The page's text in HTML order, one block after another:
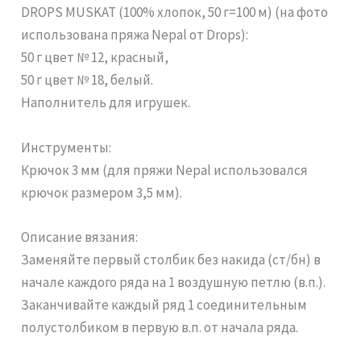
DROPS MUSKAT (100% хлопок, 50 г=100 м) (на фото
использована пряжа Nepal от Drops):
50 г цвет № 12, красный,
50 г цвет № 18, белый.
Наполнитель для игрушек.
Инструменты:
Крючок 3 мм (для пряжи Nepal использовался
крючок размером 3,5 мм).
Описание вязания:
Заменяйте первый столбик без накида (ст/бн) в
начале каждого ряда на 1 воздушную петлю (в.п.).
Заканчивайте каждый ряд 1 соединительным
полустолбиком в первую в.п. от начала ряда.